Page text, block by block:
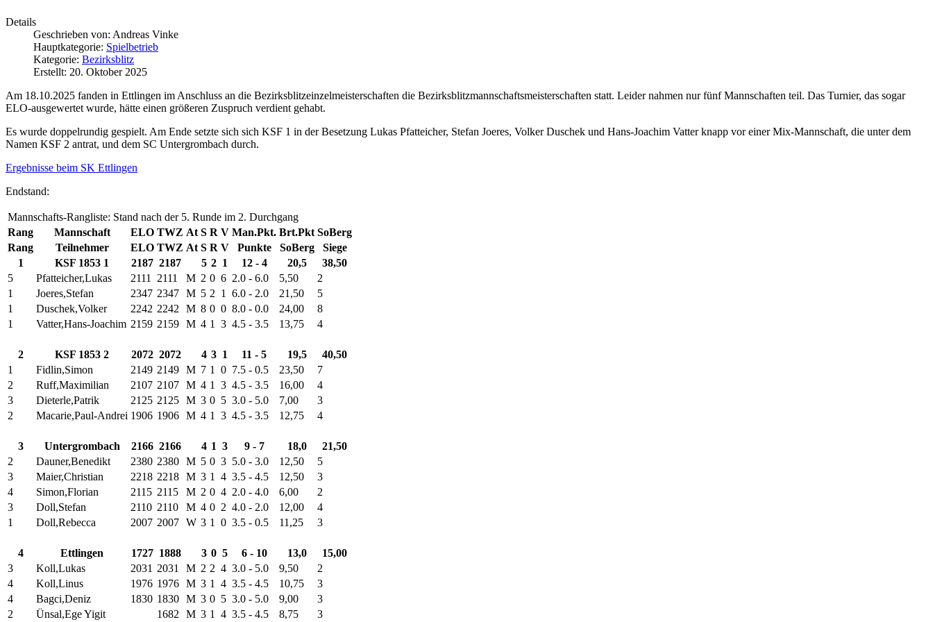
Details
Geschrieben von: Andreas Vinke
Hauptkategorie: Spielbetrieb
Kategorie: Bezirksblitz
Erstellt: 20. Oktober 2025
Am 18.10.2025 fanden in Ettlingen im Anschluss an die Bezirksblitzeinzelmeisterschaften die Bezirksblitzmannschaftsmeisterschaften statt. Leider nahmen nur fünf Mannschaften teil. Das Turnier, das sogar
ELO-ausgewertet wurde, hätte einen größeren Zuspruch verdient gehabt.
Es wurde doppelrundig gespielt. Am Ende setzte sich sich KSF 1 in der Besetzung Lukas Pfatteicher, Stefan Joeres, Volker Duschek und Hans-Joachim Vatter knapp vor einer Mix-Mannschaft, die unter dem
Namen KSF 2 antrat, und dem SC Untergrombach durch.
Ergebnisse beim SK Ettlingen
Endstand:
Mannschafts-Rangliste: Stand nach der 5. Runde im 2. Durchgang
Rang
Mannschaft ELO TWZ At S R V Man.Pkt. Brt.Pkt SoBerg
Rang
Teilnehmer ELO TWZ At S R V Punkte SoBerg
Siege
1
KSF 1853 1 2187 2187 5 2 1 12 - 4 20,5
38,50
5
Pfatteicher,Lukas 2111 2111 M 2 0 6 2.0 - 6.0 5,50
2
1
Joeres,Stefan 2347 2347 M 5 2 1 6.0 - 2.0 21,50
5
1
Duschek,Volker 2242 2242 M 8 0 0 8.0 - 0.0 24,00
8
1
Vatter,Hans-Joachim 2159 2159 M 4 1 3 4.5 - 3.5 13,75 4
2 KSF 1853 2 2072 2072 4 3 1 11 - 5 19,5
40,50
1
Fidlin,Simon 2149 2149 M 7 1 0 7.5 - 0.5 23,50
7
2
Ruff,Maximilian 2107 2107 M 4 1 3 4.5 - 3.5 16,00
4
3
Dieterle,Patrik 2125 2125 M 3 0 5 3.0 - 5.0 7,00
3
2
Macarie,Paul-Andrei 1906 1906 M 4 1 3 4.5 - 3.5 12,75 4
3 Untergrombach 2166 2166 4 1 3 9 - 7 18,0
21,50
2
Dauner,Benedikt 2380 2380 M 5 0 3 5.0 - 3.0 12,50
5
3
Maier,Christian 2218 2218 M 3 1 4 3.5 - 4.5 12,50
3
4
Simon,Florian 2115 2115 M 2 0 4 2.0 - 4.0 6,00
2
3
Doll,Stefan 2110 2110 M 4 0 2 4.0 - 2.0 12,00
4
1
Doll,Rebecca 2007 2007 W 3 1 0 3.5 - 0.5 11,25 3
4 Ettlingen 1727 1888 3 0 5 6 - 10 13,0
15,00
3
Koll,Lukas 2031 2031 M 2 2 4 3.0 - 5.0 9,50
2
4
Koll,Linus 1976 1976 M 3 1 4 3.5 - 4.5 10,75
3
4
Bagci,Deniz 1830 1830 M 3 0 5 3.0 - 5.0 9,00
3
2
Ünsal,Ege Yigit 1682 M 3 1 4 3.5 - 4.5 8,75 3